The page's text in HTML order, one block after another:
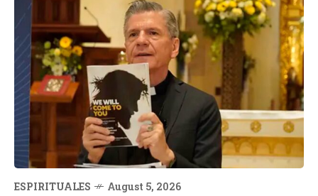
ESPIRITUALES August 5, 2026